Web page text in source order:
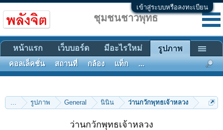
เข้าสู่ระบบหรือลงทะเบียน
... รูปภาพ General นินิน ว่านกวักพุทธเจ้าหลวง
ว่านกวักพุทธเจ้าหลวง
ชุมชนชาวพุทธ
หน้าแรก เว็บบอร์ด มีอะไรใหม่ รูปภาพ
คอลเล็คชั่น สถานที่ กล้อง แท็ก ...